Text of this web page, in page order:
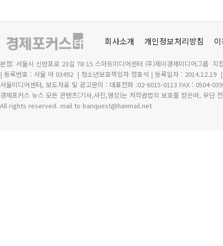
회사소개 개인정보처리방침
본점: 서울시 신반포로 23길 78-15 스마트미디어센터 (주)제이경제미디어그룹 지
| 등록번호 : 서울 아 03492 | 청소년보호책임자 정호석 | 등록일자 : 2014.12.19
서울미디어센터, 보도자료 및 광고문의 : 대표전화 :02-6015-0113 FAX : 0504-
경제포커스 뉴스 모든 콘텐츠(기사,사진,영상)는 저작권법의 보호를 받은바, 무단
All rights reserved. mail to banquest@hanmail.net